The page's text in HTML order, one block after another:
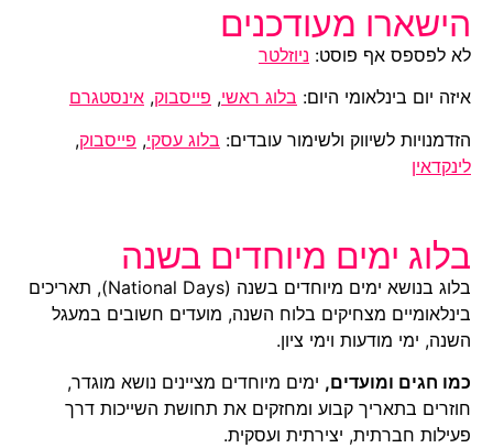
הישארו מעודכנים
לא לפספס אף פוסט: ניוזלטר
איזה יום בינלאומי היום: בלוג ראשי, פייסבוק, אינסטגרם
הזדמנויות לשיווק ולשימור עובדים: בלוג עסקי, פייסבוק,
לינקדאין
בלוג ימים מיוחדים בשנה
בלוג בנושא ימים מיוחדים בשנה (National Days), תאריכים
בינלאומיים מצחיקים בלוח השנה, מועדים חשובים במעגל
השנה, ימי מודעות וימי ציון.
כמו חגים ומועדים, ימים מיוחדים מציינים נושא מוגדר,
חוזרים בתאריך קבוע ומחזקים את תחושת השייכות דרך
פעילות חברתית, יצירתית ועסקית.